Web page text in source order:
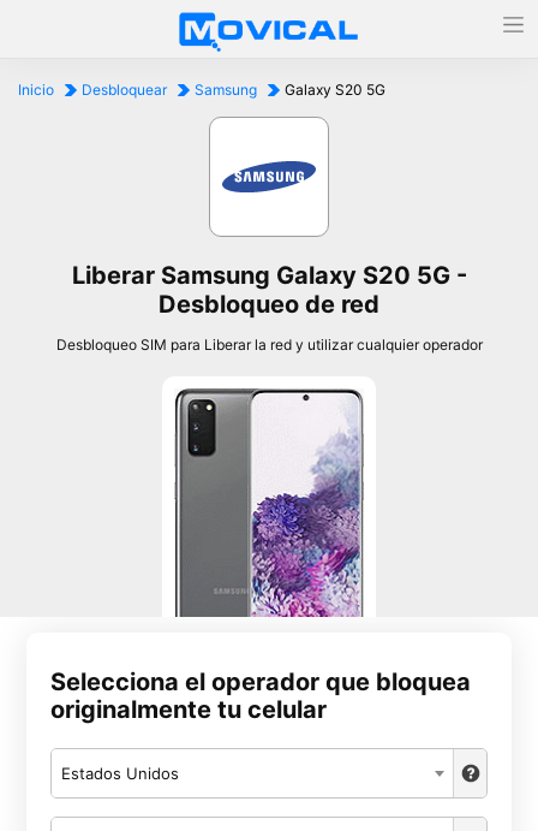
Inicio Desbloquear Samsung Galaxy S20 5G
Liberar Samsung Galaxy S20 5G -
Desbloqueo de red
Desbloqueo SIM para Liberar la red y utilizar cualquier operador
Selecciona el operador que bloquea
originalmente tu celular
Estados Unidos